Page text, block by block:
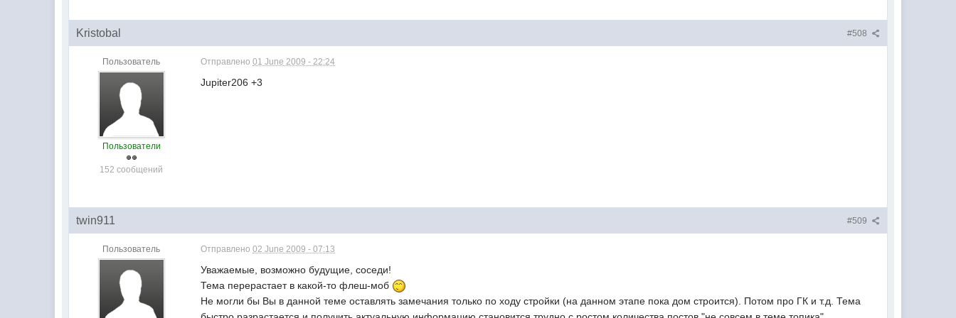
#508
Kristobal
Пользователь
Пользователи
152 сообщений
Отправлено01 June 2009 - 22:24
Jupiter206 +3
#509
twin911
Пользователь Отправлено02 June 2009 - 07:13
Уважаемые, возможно будущие, соседи!
Тема перерастает в какой-то флеш-моб
Не могли бы Вы в данной теме оставлять замечания только по ходу стройки (на данном этапе пока дом строится). Потом про ГК и т.д. Тема